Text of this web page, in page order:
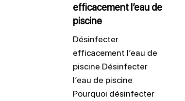
efficacement l’eau de
piscine
Désinfecter
efficacement l’eau de
piscine Désinfecter
l’eau de piscine
Pourquoi désinfecter